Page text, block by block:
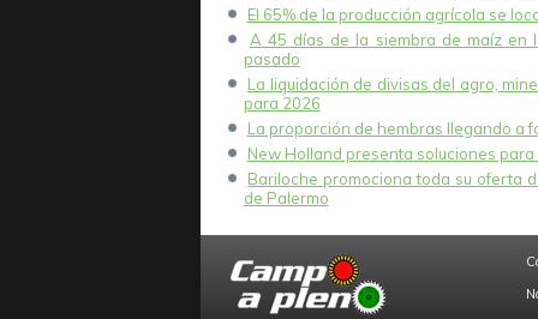
El 65% de la producción agrícola se
A 45 días de la siembra de maíz en
pasado
La liquidación de divisas del agro,
para 2026
La proporción de hembras llegando a
New Holland presenta soluciones
Bariloche promociona toda su oferta
de Palermo